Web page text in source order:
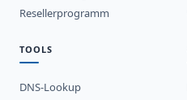
Resellerprogramm
TOOLS
DNS-Lookup